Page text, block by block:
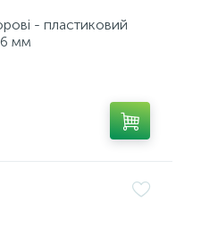
- пластиковий
мм